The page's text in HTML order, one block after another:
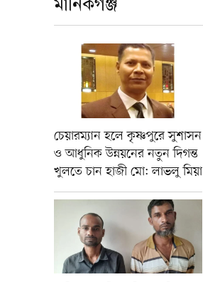
চেয়ারম্যান হলে কৃষ্ণপুরে সুশাসন
ও আধুনিক উন্নয়নের নতুন দিগন্ত
খুলতে চান হাজী মো: লাভলু মিয়া